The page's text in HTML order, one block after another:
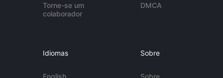
Torne-se um
colaborador
DMCA
Idiomas
English
Sobre
Sobre